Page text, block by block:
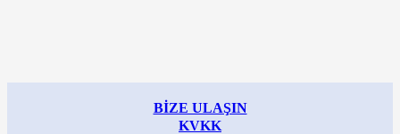
BİZE ULAŞIN
KVKK